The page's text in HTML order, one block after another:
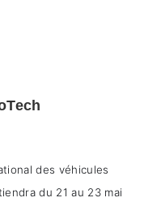
des véhicules
du 21 au 23 mai